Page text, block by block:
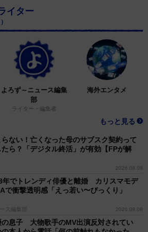
イター
よろず～ニュース編集
部
ライター・編集者
海外エンタメ
もっと見る
ない！亡くなった母のサブスク契約って
たら？「デジタル終活」が有効【FPが解
2026.08.08
年でトレンディ俳優と離婚 カリスマモデ
衝撃透明感「えっ若い〜びっくり」
ス編集部 2026.08.08
の息子 大物歌手のMV出演反対されてい